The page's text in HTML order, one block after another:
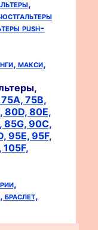
push-
макси,
75A, 75B,
80D, 80E,
85G, 90C,
95E, 95F,
105F,
браслет,